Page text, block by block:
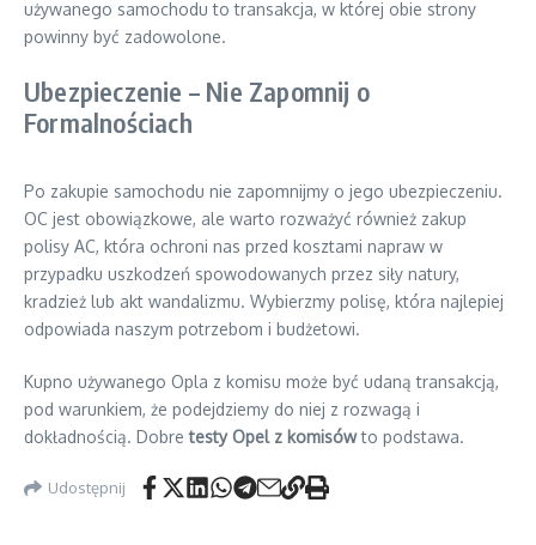
używanego samochodu to transakcja, w której obie strony
powinny być zadowolone.
Ubezpieczenie – Nie Zapomnij o
Formalnościach
Po zakupie samochodu nie zapomnijmy o jego ubezpieczeniu.
OC jest obowiązkowe, ale warto rozważyć również zakup
polisy AC, która ochroni nas przed kosztami napraw w
przypadku uszkodzeń spowodowanych przez siły natury,
kradzież lub akt wandalizmu. Wybierzmy polisę, która najlepiej
odpowiada naszym potrzebom i budżetowi.
Kupno używanego Opla z komisu może być udaną transakcją,
pod warunkiem, że podejdziemy do niej z rozwagą i
dokładnością. Dobretesty Opel z komisówto podstawa.
Udostępnij